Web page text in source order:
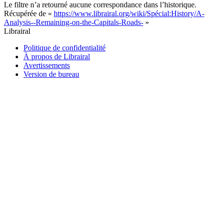
Le filtre n’a retourné aucune correspondance dans l’historique.
Récupérée de « https://www.librairal.org/wiki/Spécial:History/A-
Analysis--Remaining-on-the-Capitals-Roads- »
Librairal
Politique de confidentialité
À propos de Librairal
Avertissements
Version de bureau